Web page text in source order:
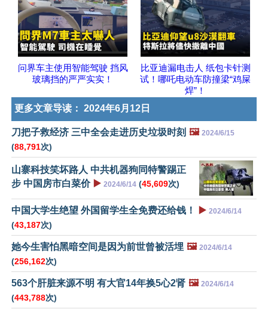
问界车主使用智能驾驶 挡风
玻璃挡的严严实实！
比亚迪漏电击人 纸包卡针测
试！哪吒电动车防撞梁“鸡屎
焊”！
更多文章导读： 2024年6月12日
刀把子救经济 三中全会走进历史垃圾时刻 🖼️ 2024/6/15
(88,791次)
山寨科技笑坏路人 中共机器狗同特警踢正
步 中国房市白菜价 ▶️ 2024/6/14 (45,609次)
中国大学生绝望 外国留学生全免费还给钱！ ▶️ 2024/6/14
(43,187次)
她今生害怕黑暗空间是因为前世曾被活埋 🖼️ 2024/6/14
(256,162次)
563个肝脏来源不明 有大官14年换5心2肾 🖼️ 2024/6/14
(443,788次)